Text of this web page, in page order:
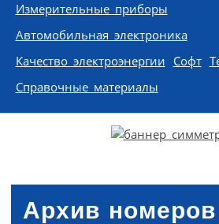
Измерительные приборы
Автомобильная электроника
Качество электроэнергии Софт
Справочные материалы
Архив